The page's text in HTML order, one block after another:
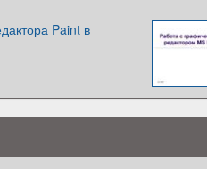
Paint в